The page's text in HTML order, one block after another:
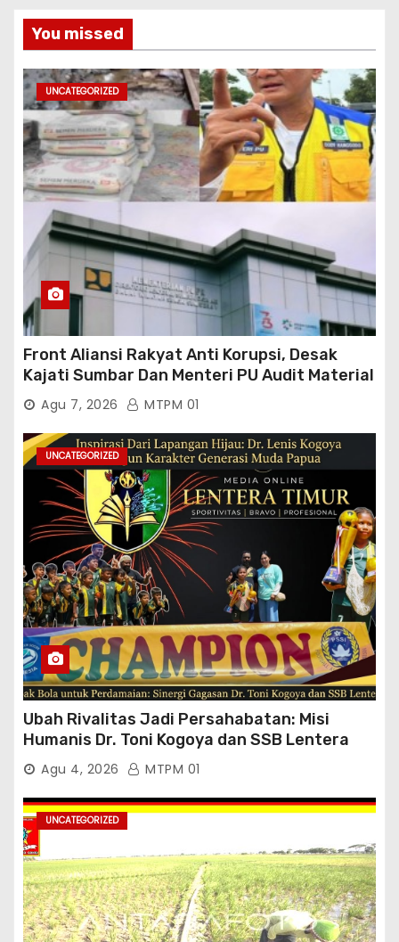
You missed
UNCATEGORIZED
Front Aliansi Rakyat Anti Korupsi, Desak
Kajati Sumbar Dan Menteri PU Audit Material
PT. Brantas Abipraya Kontrak No :
06.Nopember 2025 s.d 31 Maret 2026
Sumber Dana: APBN Nilai Kontrak : Rp
76.130.630.000.00,- Diduga Ka.Balai BWSS V
Padang Tutup Mata
Agu 7, 2026 MTPM 01
UNCATEGORIZED
Ubah Rivalitas Jadi Persahabatan: Misi
Humanis Dr. Toni Kogoya dan SSB Lentera
TimurAgu 4, 2026 MTPM 01
UNCATEGORIZED